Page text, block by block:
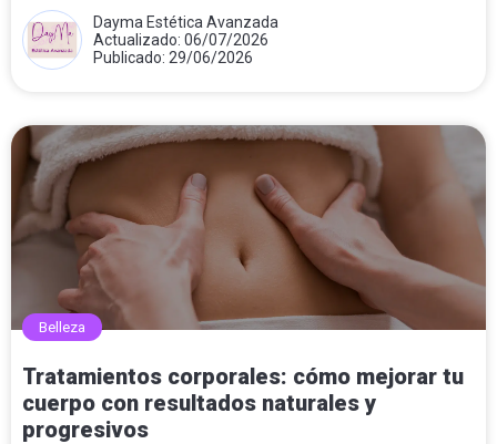
Dayma Estética Avanzada
Actualizado: 06/07/2026
Publicado: 29/06/2026
Belleza
Tratamientos corporales: cómo mejorar tu
cuerpo con resultados naturales y
progresivos